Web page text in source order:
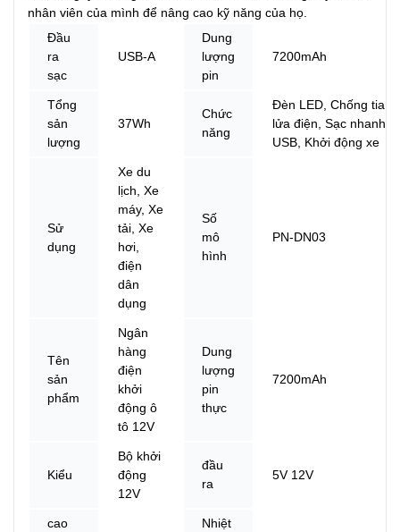
nhân viên của mình để nâng cao kỹ năng của họ.
Đầu
ra
sạc
USB-A
Dung
lượng
pin
7200mAh
Tổng
sản
lượng
37Wh
Chức
năng
Đèn LED, Chống tia
lửa điện, Sạc nhanh
USB, Khởi động xe
Sử
dụng
Xe du
lịch, Xe
máy, Xe
tải, Xe
hơi,
điện
dân
dụng
Số
mô
hình
PN-DN03
Tên
sản
phẩm
Ngân
hàng
điện
khởi
động ô
tô 12V
Dung
lượng
pin
thực
7200mAh
Kiểu
Bộ khởi
động
12V
đầu
ra
5V 12V
cao
Nhiệt